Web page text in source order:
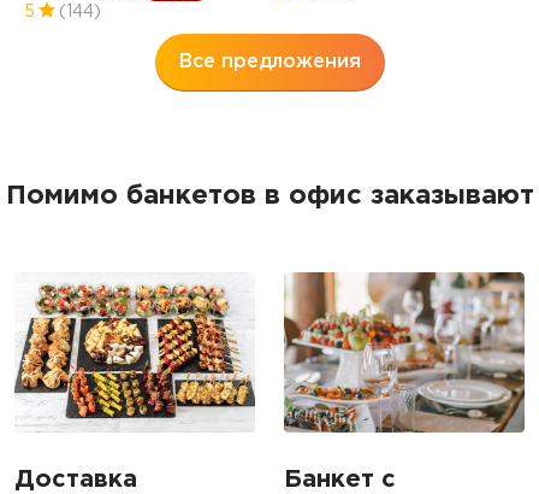
5 (144)
Все предложения
Помимо банкетов в офис заказывают
Доставка Банкет с